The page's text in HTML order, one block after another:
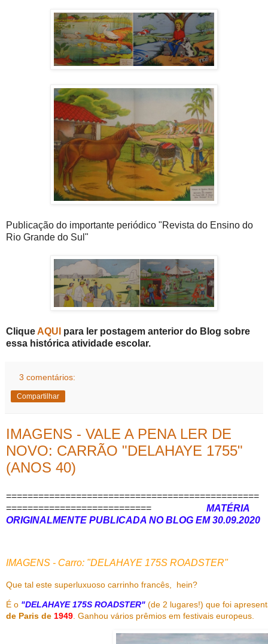
Publicação do importante periódico "Revista do Ensino do
Rio Grande do Sul"
CliqueAQUI para ler postagem anterior do Blog sobre
essa histórica atividade escolar.
3 comentários:
Compartilhar
IMAGENS - VALE A PENA LER DE
NOVO: CARRÃO "DELAHAYE 1755"
(ANOS 40)
===============================================
=========================== MATÉRIA
ORIGINALMENTE PUBLICADA NO BLOG EM 30.09.2020
IMAGENS - Carro: "DELAHAYE 175S ROADSTER"
Que tal este superluxuoso carrinho francês, hein?
É o "DELAHAYE 175S ROADSTER" (de 2 lugares!) que foi
de Paris de 1949. Ganhou vários prêmios em festivais europeus.